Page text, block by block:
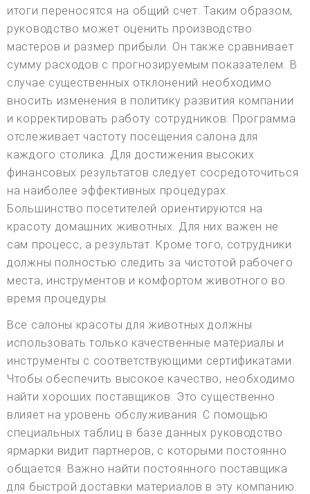
итоги переносятся на общий счет. Таким образом,
руководство может оценить производство
мастеров и размер прибыли. Он также сравнивает
сумму расходов с прогнозируемым показателем. В
случае существенных отклонений необходимо
вносить изменения в политику развития компании
и корректировать работу сотрудников. Программа
отслеживает частоту посещения салона для
каждого столика. Для достижения высоких
финансовых результатов следует сосредоточиться
на наиболее эффективных процедурах.
Большинство посетителей ориентируются на
красоту домашних животных. Для них важен не
сам процесс, а результат. Кроме того, сотрудники
должны полностью следить за чистотой рабочего
места, инструментов и комфортом животного во
время процедуры.
Все салоны красоты для животных должны
использовать только качественные материалы и
инструменты с соответствующими сертификатами.
Чтобы обеспечить высокое качество, необходимо
найти хороших поставщиков. Это существенно
влияет на уровень обслуживания. С помощью
специальных таблиц в базе данных руководство
ярмарки видит партнеров, с которыми постоянно
общается. Важно найти постоянного поставщика
для быстрой доставки материалов в эту компанию.